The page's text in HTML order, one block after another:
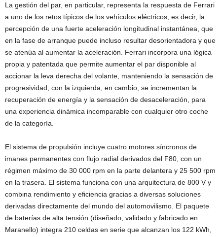
La gestión del par, en particular, representa la respuesta de Ferrari
a uno de los retos típicos de los vehículos eléctricos, es decir, la
percepción de una fuerte aceleración longitudinal instantánea, que
en la fase de arranque puede incluso resultar desorientadora y que
se atenúa al aumentar la aceleración. Ferrari incorpora una lógica
propia y patentada que permite aumentar el par disponible al
accionar la leva derecha del volante, manteniendo la sensación de
progresividad; con la izquierda, en cambio, se incrementan la
recuperación de energía y la sensación de desaceleración, para
una experiencia dinámica incomparable con cualquier otro coche
de la categoría.
El sistema de propulsión incluye cuatro motores síncronos de
imanes permanentes con flujo radial derivados del F80, con un
régimen máximo de 30 000 rpm en la parte delantera y 25 500 rpm
en la trasera. El sistema funciona con una arquitectura de 800 V y
combina rendimiento y eficiencia gracias a diversas soluciones
derivadas directamente del mundo del automovilismo. El paquete
de baterías de alta tensión (diseñado, validado y fabricado en
Maranello) integra 210 celdas en serie que alcanzan los 122 kWh,